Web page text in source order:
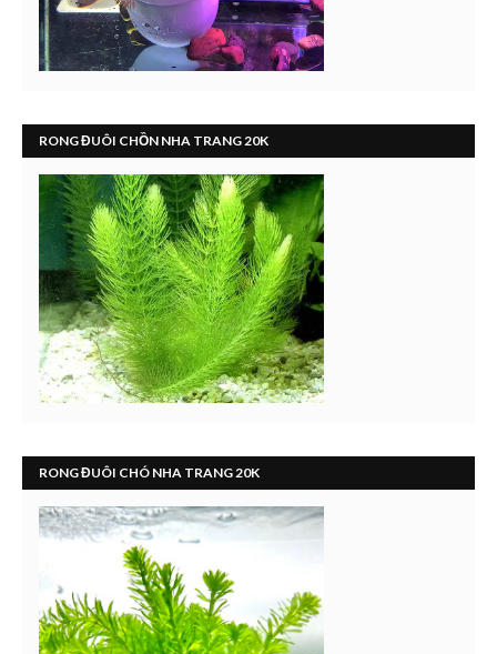
RONG ĐUÔI CHỒN NHA TRANG 20K
RONG ĐUÔI CHÓ NHA TRANG 20K